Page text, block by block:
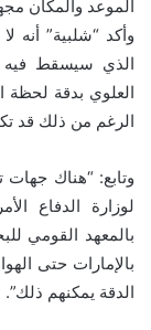
الموعد والمكان
وأكد “شلبية” أنه
الذي سيسقط فيه
العلوي بدقة لحظة
الرغم من ذلك قد
وتابع: “هناك جهات
لوزارة الدفاع
بالمعهد القومي
بالإمارات حتى
الدقة يمكنهم ذلك”.